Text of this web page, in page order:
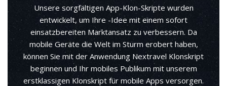
Unsere sorgfältigen App-Klon-Skripte wurden
entwickelt, um Ihre -Idee mit einem sofort
einsatzbereiten Marktansatz zu verbessern. Da
mobile Geräte die Welt im Sturm erobert haben,
können Sie mit der Anwendung Nextravel Klonskript
beginnen und Ihr mobiles Publikum mit unserem
erstklassigen Klonskript für mobile Apps versorgen.